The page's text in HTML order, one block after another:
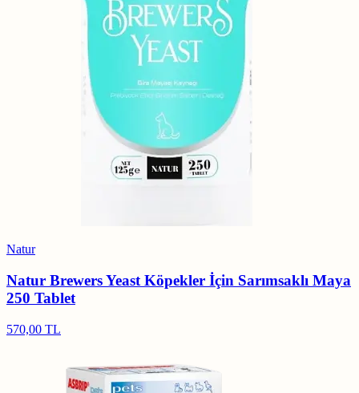
Natur
Natur Brewers Yeast Köpekler İçin Sarımsaklı Maya
250 Tablet
570,00 TL